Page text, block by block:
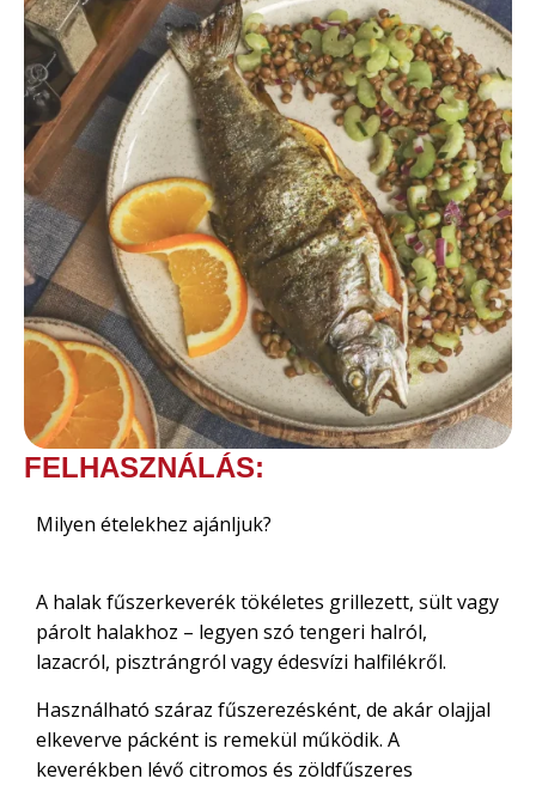
FELHASZNÁLÁS:
Milyen ételekhez ajánljuk?
A halak fűszerkeverék tökéletes grillezett, sült vagy
párolt halakhoz – legyen szó tengeri halról,
lazacról, pisztrángról vagy édesvízi halfilékről.
Használható száraz fűszerezésként, de akár olajjal
elkeverve pácként is remekül működik. A
keverékben lévő citromos és zöldfűszeres